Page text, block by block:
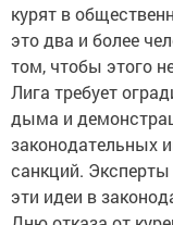
курят в
это два и более
том, чтобы этого
Лига требует
дыма и
законодательных
санкций.
эти идеи в